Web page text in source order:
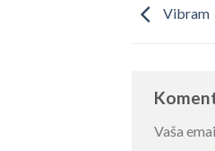
Vibram
Vaša